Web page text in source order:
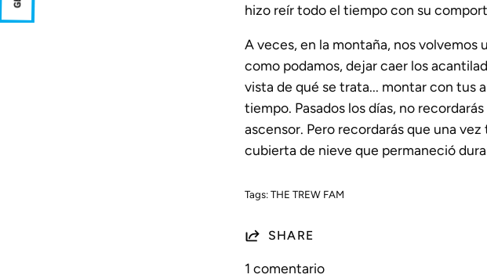
hizo reír todo el tiempo con su
A veces, en la montaña, nos volvemos
como podamos, dejar caer los
vista de qué se trata... montar con tus
tiempo. Pasados ​​los días, no
ascensor. Pero recordarás que una
cubierta de nieve que permaneció
Tags:THE TREW FAM
SHARE
1 comentario